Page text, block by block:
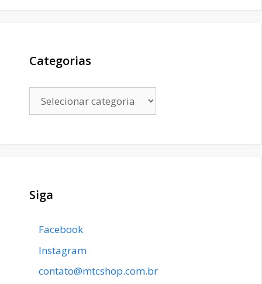
Categorias
Siga
Facebook
Instagram
contato@mtcshop.com.br